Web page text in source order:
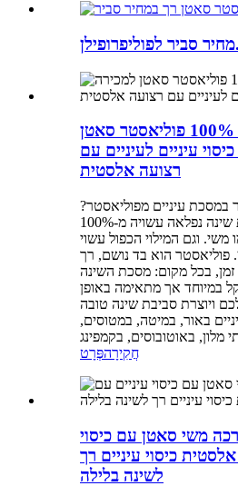
מסכת שינה רכה 100% פוליאסטר סאטן
עיניים לעיניים עם
רצועה אלסטית
במסכת עיניים מפוליאסטר?
חומר יוקרתי: מסכת שינה נפלאה עשויה מ-100%
וגם המילוי הכפול עשוי
ריון. פוליאסטר הוא בד נושם, רך
זמן, בכל מקום: מסכת השינה
במיוחד אך מתאימה באופן
ויוצרת סביבת שינה טובה
באור, במיטה, במטוסים,
חֲקִירָהפְּרָט
משי סאטן עם כיסוי
כיסוי עיניים רך
לשינה בלילה